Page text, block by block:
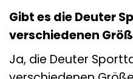
Gibt es die Deuter
verschiedenen
Ja, die Deuter